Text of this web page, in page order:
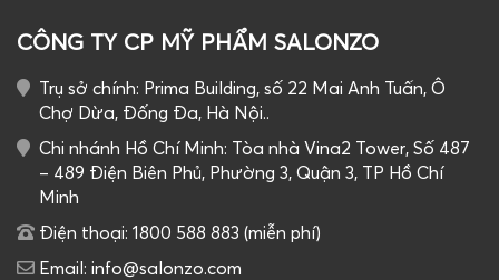
CÔNG TY CP MỸ PHẨM SALONZO
Trụ sở chính: Prima Building, số 22 Mai Anh Tuấn, Ô
Chợ Dừa, Đống Đa, Hà Nội..
Chi nhánh Hồ Chí Minh: Tòa nhà Vina2 Tower, Số 487
– 489 Điện Biên Phủ, Phường 3, Quận 3, TP Hồ Chí
Minh
Điện thoại: 1800 588 883 (miễn phí)
Email: info@salonzo.com